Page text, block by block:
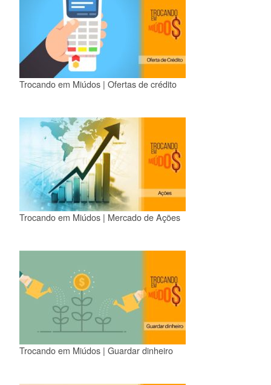
Trocando em Miúdos | Ofertas de crédito
Trocando em Miúdos | Mercado de Ações
Trocando em Miúdos | Guardar dinheiro